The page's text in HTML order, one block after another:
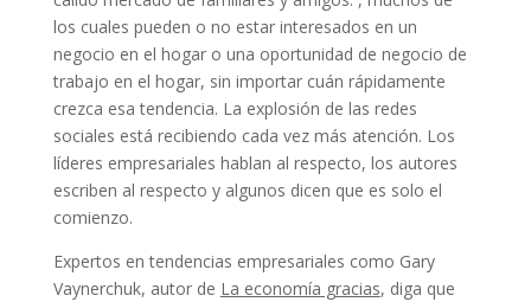
los cuales pueden o no estar interesados ​​en un
negocio en el hogar o una oportunidad de negocio de
trabajo en el hogar, sin importar cuán rápidamente
crezca esa tendencia. La explosión de las redes
sociales está recibiendo cada vez más atención. Los
líderes empresariales hablan al respecto, los autores
escriben al respecto y algunos dicen que es solo el
comienzo.
Expertos en tendencias empresariales como Gary
Vaynerchuk, autor de La economía gracias, diga que